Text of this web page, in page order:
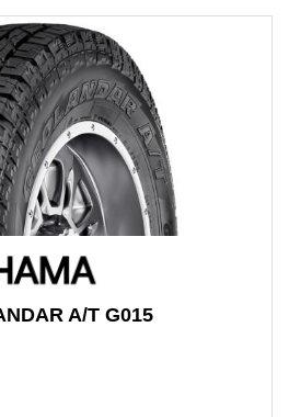
A/T G015